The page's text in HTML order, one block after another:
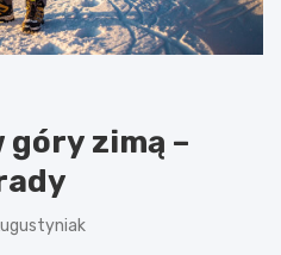
góry zimą –